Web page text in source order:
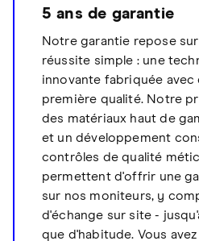
5 ans de garantie
Notre garantie repose
réussite simple : une
innovante fabriquée avec
première qualité. Notre
des matériaux haut de
et un développement
contrôles de qualité
permettent d'offrir une
sur nos moniteurs, y
d'échange sur site -
que d'habitude. Vous